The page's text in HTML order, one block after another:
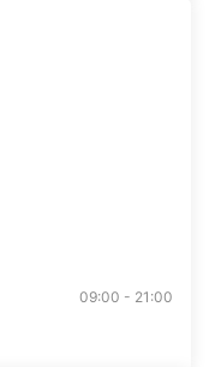
09:00 - 21:00